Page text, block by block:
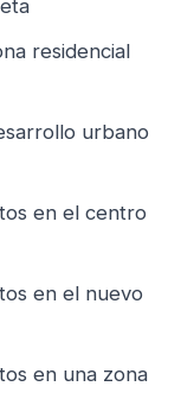
residencial
urbano
en el centro
en el nuevo
en una zona